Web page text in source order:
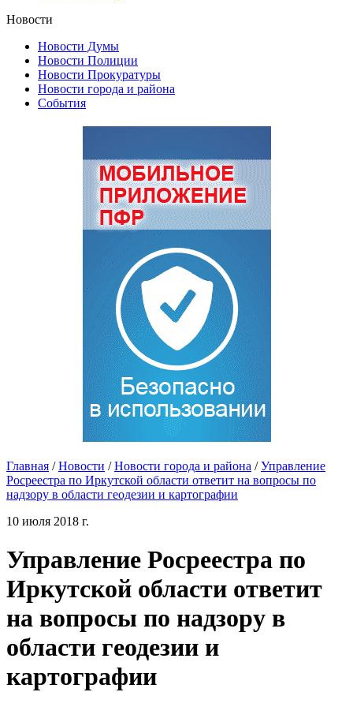
Новости
Новости Думы
Новости Полиции
Новости Прокуратуры
Новости города и района
События
Главная / Новости / Новости города и района / Управление
Росреестра по Иркутской области ответит на вопросы по
надзору в области геодезии и картографии
10 июля 2018 г.
Управление Росреестра по
Иркутской области ответит
на вопросы по надзору в
области геодезии и
картографии